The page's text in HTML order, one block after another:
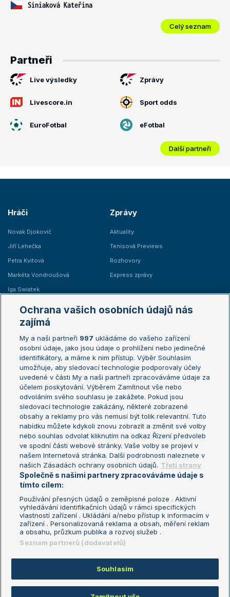
Siniaková Kateřina
Celý seznam
Partneři
Live výsledky Zprávy
Livescore.in Sport odds
EuroFotbal eFotbal
Další partneři
Hráči
Novak Djokovič
Jiří Lehečka
Petra Kvitová
Markéta Vondroušová
Iga Swiatek
Zprávy
Aktuality
Tenisová Previews
Rozhovory
Express zprávy
Žebříčky
Žebříček ATP (muži)
Žebříček WTA (ženy)
Sázkařský žebříček
Australian Open
French Open
Wimbledon
US Open
Turnaj mistrů
Turnaj mistryň
Aktualní trendy
Fotbalové přestupy
Livesport Daily
LS Prague Open
Podmínky užití
Nastavení soukromí
GDPR a žurnalistika
Reklama
Kontakt
Informace o zpracování osobních
údajů
Copyright © 2008-2026 TenisPortal.cz. Využíváme zpravodajství ČTK.
Ochrana vašich osobních údajů nás
zajímá
My a naši partneři 997 ukládáme do vašeho zařízení
osobní údaje, jako jsou údaje o prohlížení nebo jedinečné
identifikátory, a máme k nim přístup. Výběr Souhlasím
umožňuje, aby sledovací technologie podporovaly účely
uvedené v části My a naši partneři zpracováváme údaje za
účelem poskytování. Výběrem Zamítnout vše nebo
odvoláním svého souhlasu je zakážete. Pokud jsou
sledovací technologie zakázány, některé zobrazené
obsahy a reklamy pro vás nemusí být tolik relevantní. Tuto
nabídku můžete kdykoli znovu zobrazit a změnit své volby
nebo souhlas odvolat kliknutím na odkaz Řízení předvoleb
ve spodní části webové stránky. Vaše volby se projeví v
našem Internetová stránka. Další podrobnosti naleznete v
našich Zásadách ochrany osobních údajů. Třetí strany
Společně s našimi partnery zpracováváme údaje s
tímto cílem:
Používání přesných údajů o zeměpisné poloze . Aktivní
vyhledávání identifikačních údajů v rámci specifických
vlastností zařízení . Ukládání a/nebo přístup k informacím v
zařízení . Personalizovaná reklama a obsah, měření reklam
a obsahu, průzkum publika a rozvoj služeb .
Seznam partnerů (dodavatelů)
Souhlasím